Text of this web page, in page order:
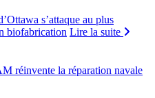
s’attaque au plus
biofabrication Lire la suite
réinvente la réparation navale